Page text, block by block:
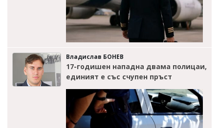
Владислав БОНЕВ
17-годишен нападна двама полицаи,
единият е със счупен пръст